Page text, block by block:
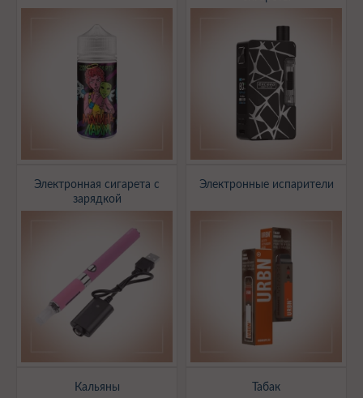
Электронная сигарета с
зарядкой
Электронные испарители
Кальяны Табак